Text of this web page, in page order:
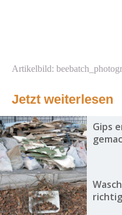
Artikelbild:
Jetzt weiterlesen
Gips